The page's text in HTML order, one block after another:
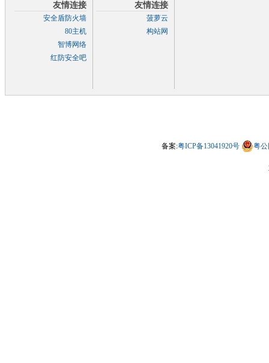
友情连接
安全盾防火墙
80主机
智博网络
红防安全吧
友情连接
菠萝云
构站网
备案:粤ICP备13041920号 粤公